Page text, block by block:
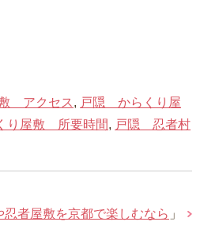
アクセス , 戸隠 からくり屋
り屋敷 所要時間, 戸隠 忍者村
忍者屋敷を京都で楽しむなら 」